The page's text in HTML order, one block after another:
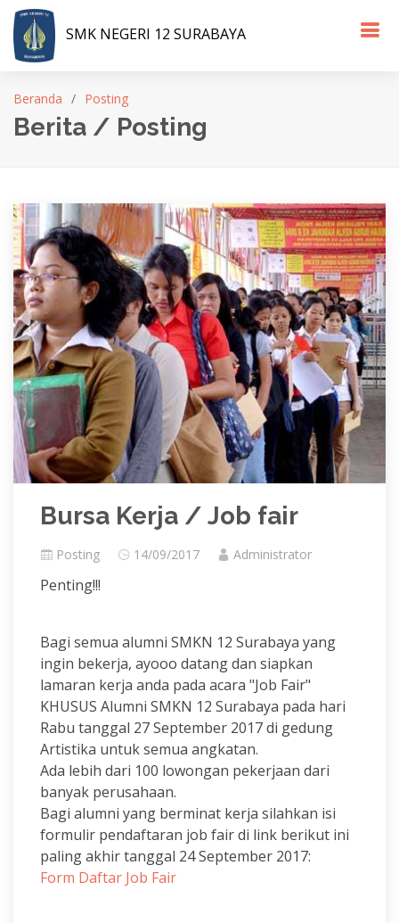
SMK NEGERI 12 SURABAYA
Beranda Posting
Berita / Posting
Bursa Kerja / Job fair
Posting 14/09/2017 Administrator
Penting!!!
Bagi semua alumni SMKN 12 Surabaya yang
ingin bekerja, ayooo datang dan siapkan
lamaran kerja anda pada acara "Job Fair"
KHUSUS Alumni SMKN 12 Surabaya pada hari
Rabu tanggal 27 September 2017 di gedung
Artistika untuk semua angkatan.
Ada lebih dari 100 lowongan pekerjaan dari
banyak perusahaan.
Bagi alumni yang berminat kerja silahkan isi
formulir pendaftaran job fair di link berikut ini
paling akhir tanggal 24 September 2017:
Form Daftar Job Fair